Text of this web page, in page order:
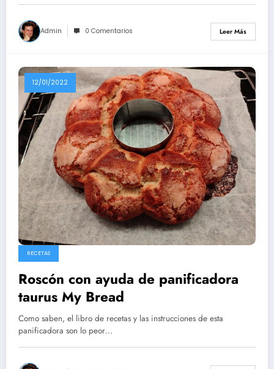
Admin 0 Comentarios Leer Más
12/01/2022
RECETAS
Roscón con ayuda de panificadora
taurus My Bread
Como saben, el libro de recetas y las instrucciones de esta
panificadora son lo peor…